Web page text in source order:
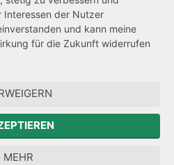
Interessen der Nutzer
und kann meine
für die Zukunft widerrufen
MEHR